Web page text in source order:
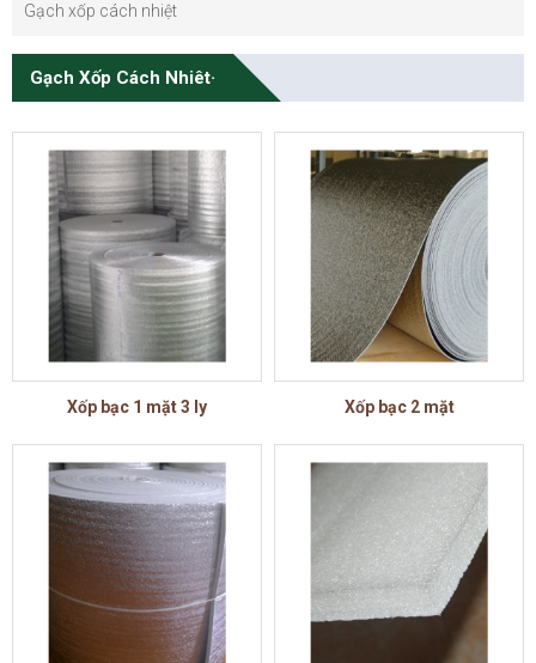
Gạch xốp cách nhiệt
Gạch Xốp Cách Nhiêt·
Xốp bạc 1 mặt 3 ly Xốp bạc 2 mặt